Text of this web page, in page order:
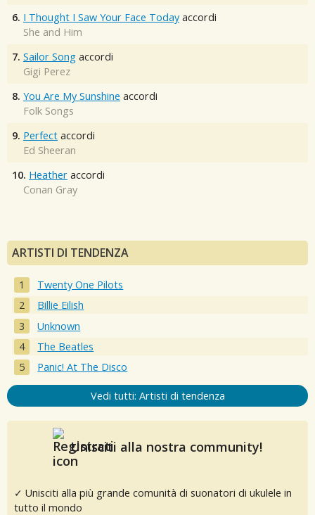
6. I Thought I Saw Your Face Today accordi
She and Him
7. Sailor Song accordi
Gigi Perez
8. You Are My Sunshine accordi
Folk Songs
9. Perfect accordi
Ed Sheeran
10. Heather accordi
Conan Gray
ARTISTI DI TENDENZA
Twenty One Pilots
Billie Eilish
Unknown
The Beatles
Panic! At The Disco
Vedi tutti: Artisti di tendenza
Unisciti alla nostra community!
✓ Unisciti alla più grande comunità di suonatori di ukulele in
tutto il mondo